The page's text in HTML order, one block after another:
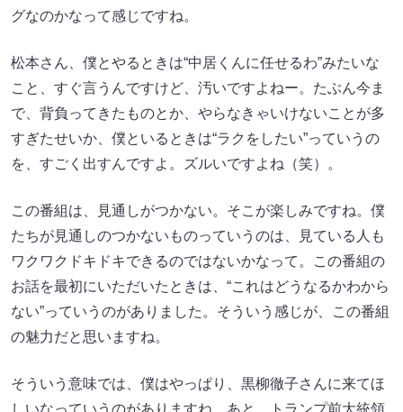
グなのかなって感じですね。
松本さん、僕とやるときは“中居くんに任せるわ”みたいな
こと、すぐ言うんですけど、汚いですよねー。たぶん今ま
で、背負ってきたものとか、やらなきゃいけないことが多
すぎたせいか、僕といるときは“ラクをしたい”っていうの
を、すごく出すんですよ。ズルいですよね（笑）。
この番組は、見通しがつかない。そこが楽しみですね。僕
たちが見通しのつかないものっていうのは、見ている人も
ワクワクドキドキできるのではないかなって。この番組の
お話を最初にいただいたときは、“これはどうなるかわから
ない”っていうのがありました。そういう感じが、この番組
の魅力だと思いますね。
そういう意味では、僕はやっぱり、黒柳徹子さんに来てほ